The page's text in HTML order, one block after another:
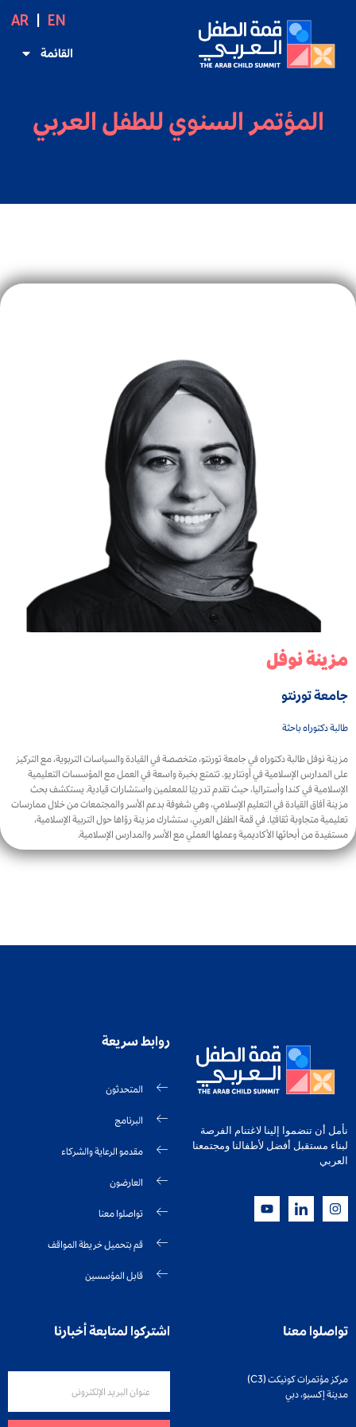
القائمة
EN
AR
المؤتمر السنوي للطفل العربي
مزينة نوفل
جامعة تورنتو
طالبة دكتوراه باحثة
مزينة نوفل طالبة دكتوراه في جامعة تورنتو، متخصصة في القيادة والسياسات التربوية، مع التركيز
على المدارس الإسلامية في أونتاريو. تتمتع بخبرة واسعة في العمل مع المؤسسات التعليمية
الإسلامية في كندا وأستراليا، حيث تقدم تدريبًا للمعلمين واستشارات قيادية. يستكشف بحث
مزينة آفاق القيادة في التعليم الإسلامي، وهي شغوفة بدعم الأسر والمجتمعات من خلال ممارسات
تعليمية متجاوبة ثقافيًا. في قمة الطفل العربي، ستشارك مزينة رؤاها حول التربية الإسلامية،
مستفيدة من أبحاثها الأكاديمية وعملها العملي مع الأسر والمدارس الإسلامية.
نأمل أن تنضموا إلينا لاغتنام الفرصة
لبناء مستقبل أفضل لأطفالنا ومجتمعنا
العربي
روابط سريعة
المتحدثون
البرنامج
مقدمو الرعاية والشركاء
العارضون
تواصلوا معنا
قم بتحميل خريطة المواقف
قابل المؤسسين
تواصلوا معنا
مركز مؤتمرات كونيكت (C3)
مدينة إكسبو، دبي
اشتركوا لمتابعة أخبارنا